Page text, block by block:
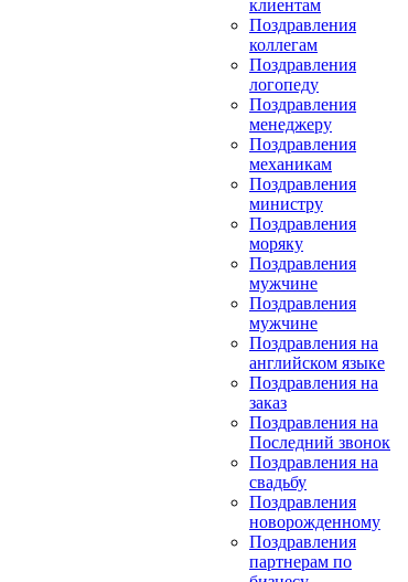
клиентам
Поздравления
коллегам
Поздравления
логопеду
Поздравления
менеджеру
Поздравления
механикам
Поздравления
министру
Поздравления
моряку
Поздравления
мужчине
Поздравления
мужчине
Поздравления на
английском языке
Поздравления на
заказ
Поздравления на
Последний звонок
Поздравления на
свадьбу
Поздравления
новорожденному
Поздравления
партнерам по